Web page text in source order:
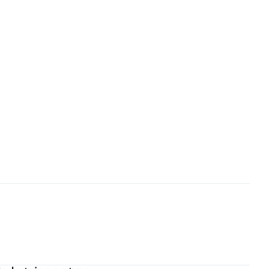
Derfor tilbyder vi skræddersyede løsninger, der
leasing eller fuld tryghed på vejen.
derfor før besigtigelse/prøvekørsel (Måløv: 44 97 21
kan skabe en løsning, der gør en forskel for din